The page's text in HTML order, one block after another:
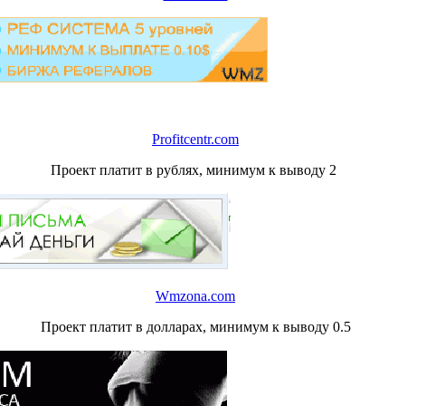
Profitcentr.com
Проект платит в рублях, минимум к выводу 2
Wmzona.com
Проект платит в долларах, минимум к выводу 0.5